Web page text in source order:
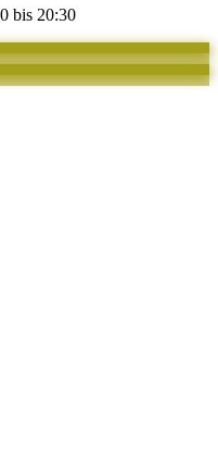
bis 20:30